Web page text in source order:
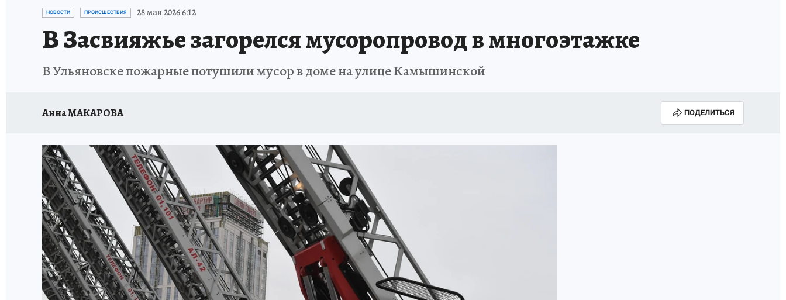
ЗАПОВЕДНАЯ РОССИЯ ПРОИСШЕСТВИЯ
НОВОСТИ ПРОИСШЕСТВИЯ 28 мая 2026 6:12
В Засвияжье загорелся мусоропровод в многоэтажке
В Ульяновске пожарные потушили мусор в доме на улице Камышинской
Анна МАКАРОВА ПОДЕЛИТЬСЯ